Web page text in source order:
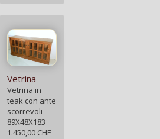
Vetrina
Vetrina in
teak con ante
scorrevoli
89X48X183
1.450,00 CHF